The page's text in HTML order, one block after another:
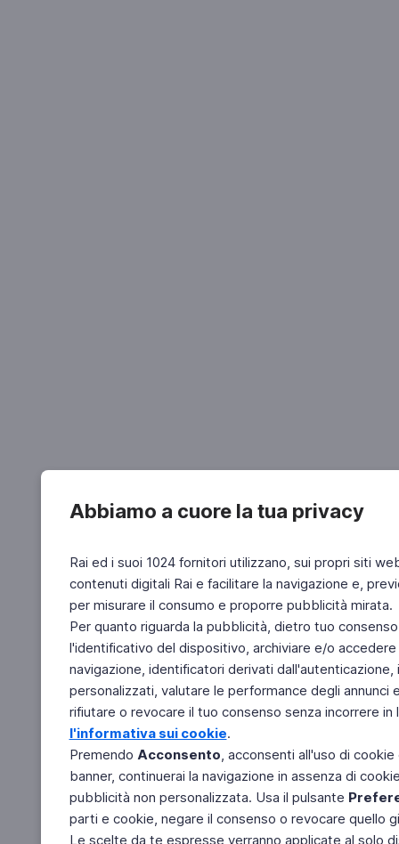
Abbiamo a cuore la tua privacy
Rai ed i suoi 1024 fornitori utilizzano, sui propri siti
contenuti digitali Rai e facilitare la navigazione e,
per misurare il consumo e proporre pubblicità mirata.
Per quanto riguarda la pubblicità, dietro tuo
l'identificativo del dispositivo, archiviare e/o
navigazione, identificatori derivati
personalizzati, valutare le performance degli
rifiutare o revocare il tuo consenso senza incorrere
l'informativa sui cookie.
Premendo Acconsento, acconsenti all'uso di
banner, continuerai la navigazione in assenza di
pubblicità non personalizzata. Usa il pulsante
parti e cookie, negare il consenso o revocare quello
Le scelte da te espresse verranno applicate al solo